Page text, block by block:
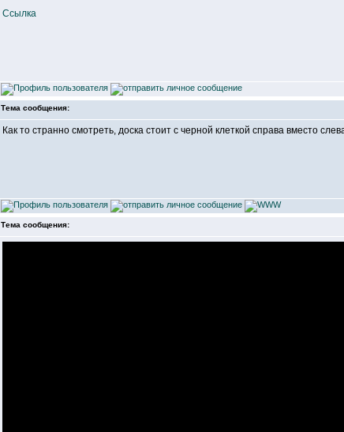
Ссылка
Тема сообщения:
Как то странно смотреть, доска стоит с черной клеткой справа вместо
Тема сообщения: